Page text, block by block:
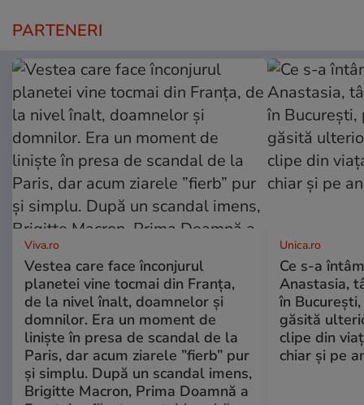
PARTENERI
Viva.ro
Vestea care face înconjurul
planetei vine tocmai din Franța,
de la nivel înalt, doamnelor și
domnilor. Era un moment de
liniște în presa de scandal de la
Paris, dar acum ziarele ”fierb” pur
și simplu. După un scandal imens,
Brigitte Macron, Prima Doamnă a
Unica.ro
Ce s-a
Anastasia,
în
găsită
clipe din
chiar și pe